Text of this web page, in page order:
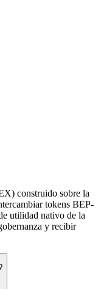
construido sobre la
tokens BEP-
utilidad nativo de la
y recibir